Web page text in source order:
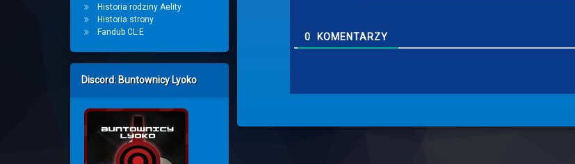
0 KOMENTARZY
Historia rodziny Aelity
Historia strony
Fandub CL:E
Discord: Buntownicy Lyoko